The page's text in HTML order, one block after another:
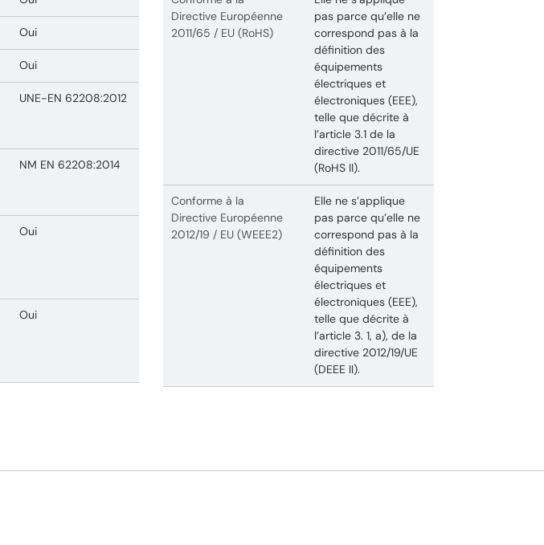
Oui
Oui
UNE-EN 62208:2012
NM EN 62208:2014
Oui
Oui
Directive Européenne
2011/65 / EU (RoHS)
pas parce qu’elle ne
correspond pas à la
définition des
équipements
électriques et
électroniques (EEE),
telle que décrite à
l’article 3.1 de la
directive 2011/65/UE
(RoHS II).
Conforme à la
Directive Européenne
2012/19 / EU (WEEE2)
Elle ne s’applique
pas parce qu’elle ne
correspond pas à la
définition des
équipements
électriques et
électroniques (EEE),
telle que décrite à
l’article 3. 1, a), de la
directive 2012/19/UE
(DEEE II).